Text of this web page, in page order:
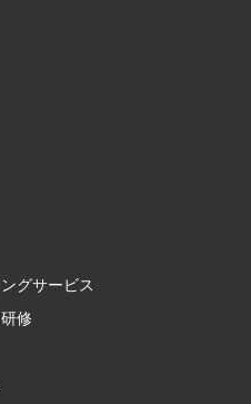
グサービス
修